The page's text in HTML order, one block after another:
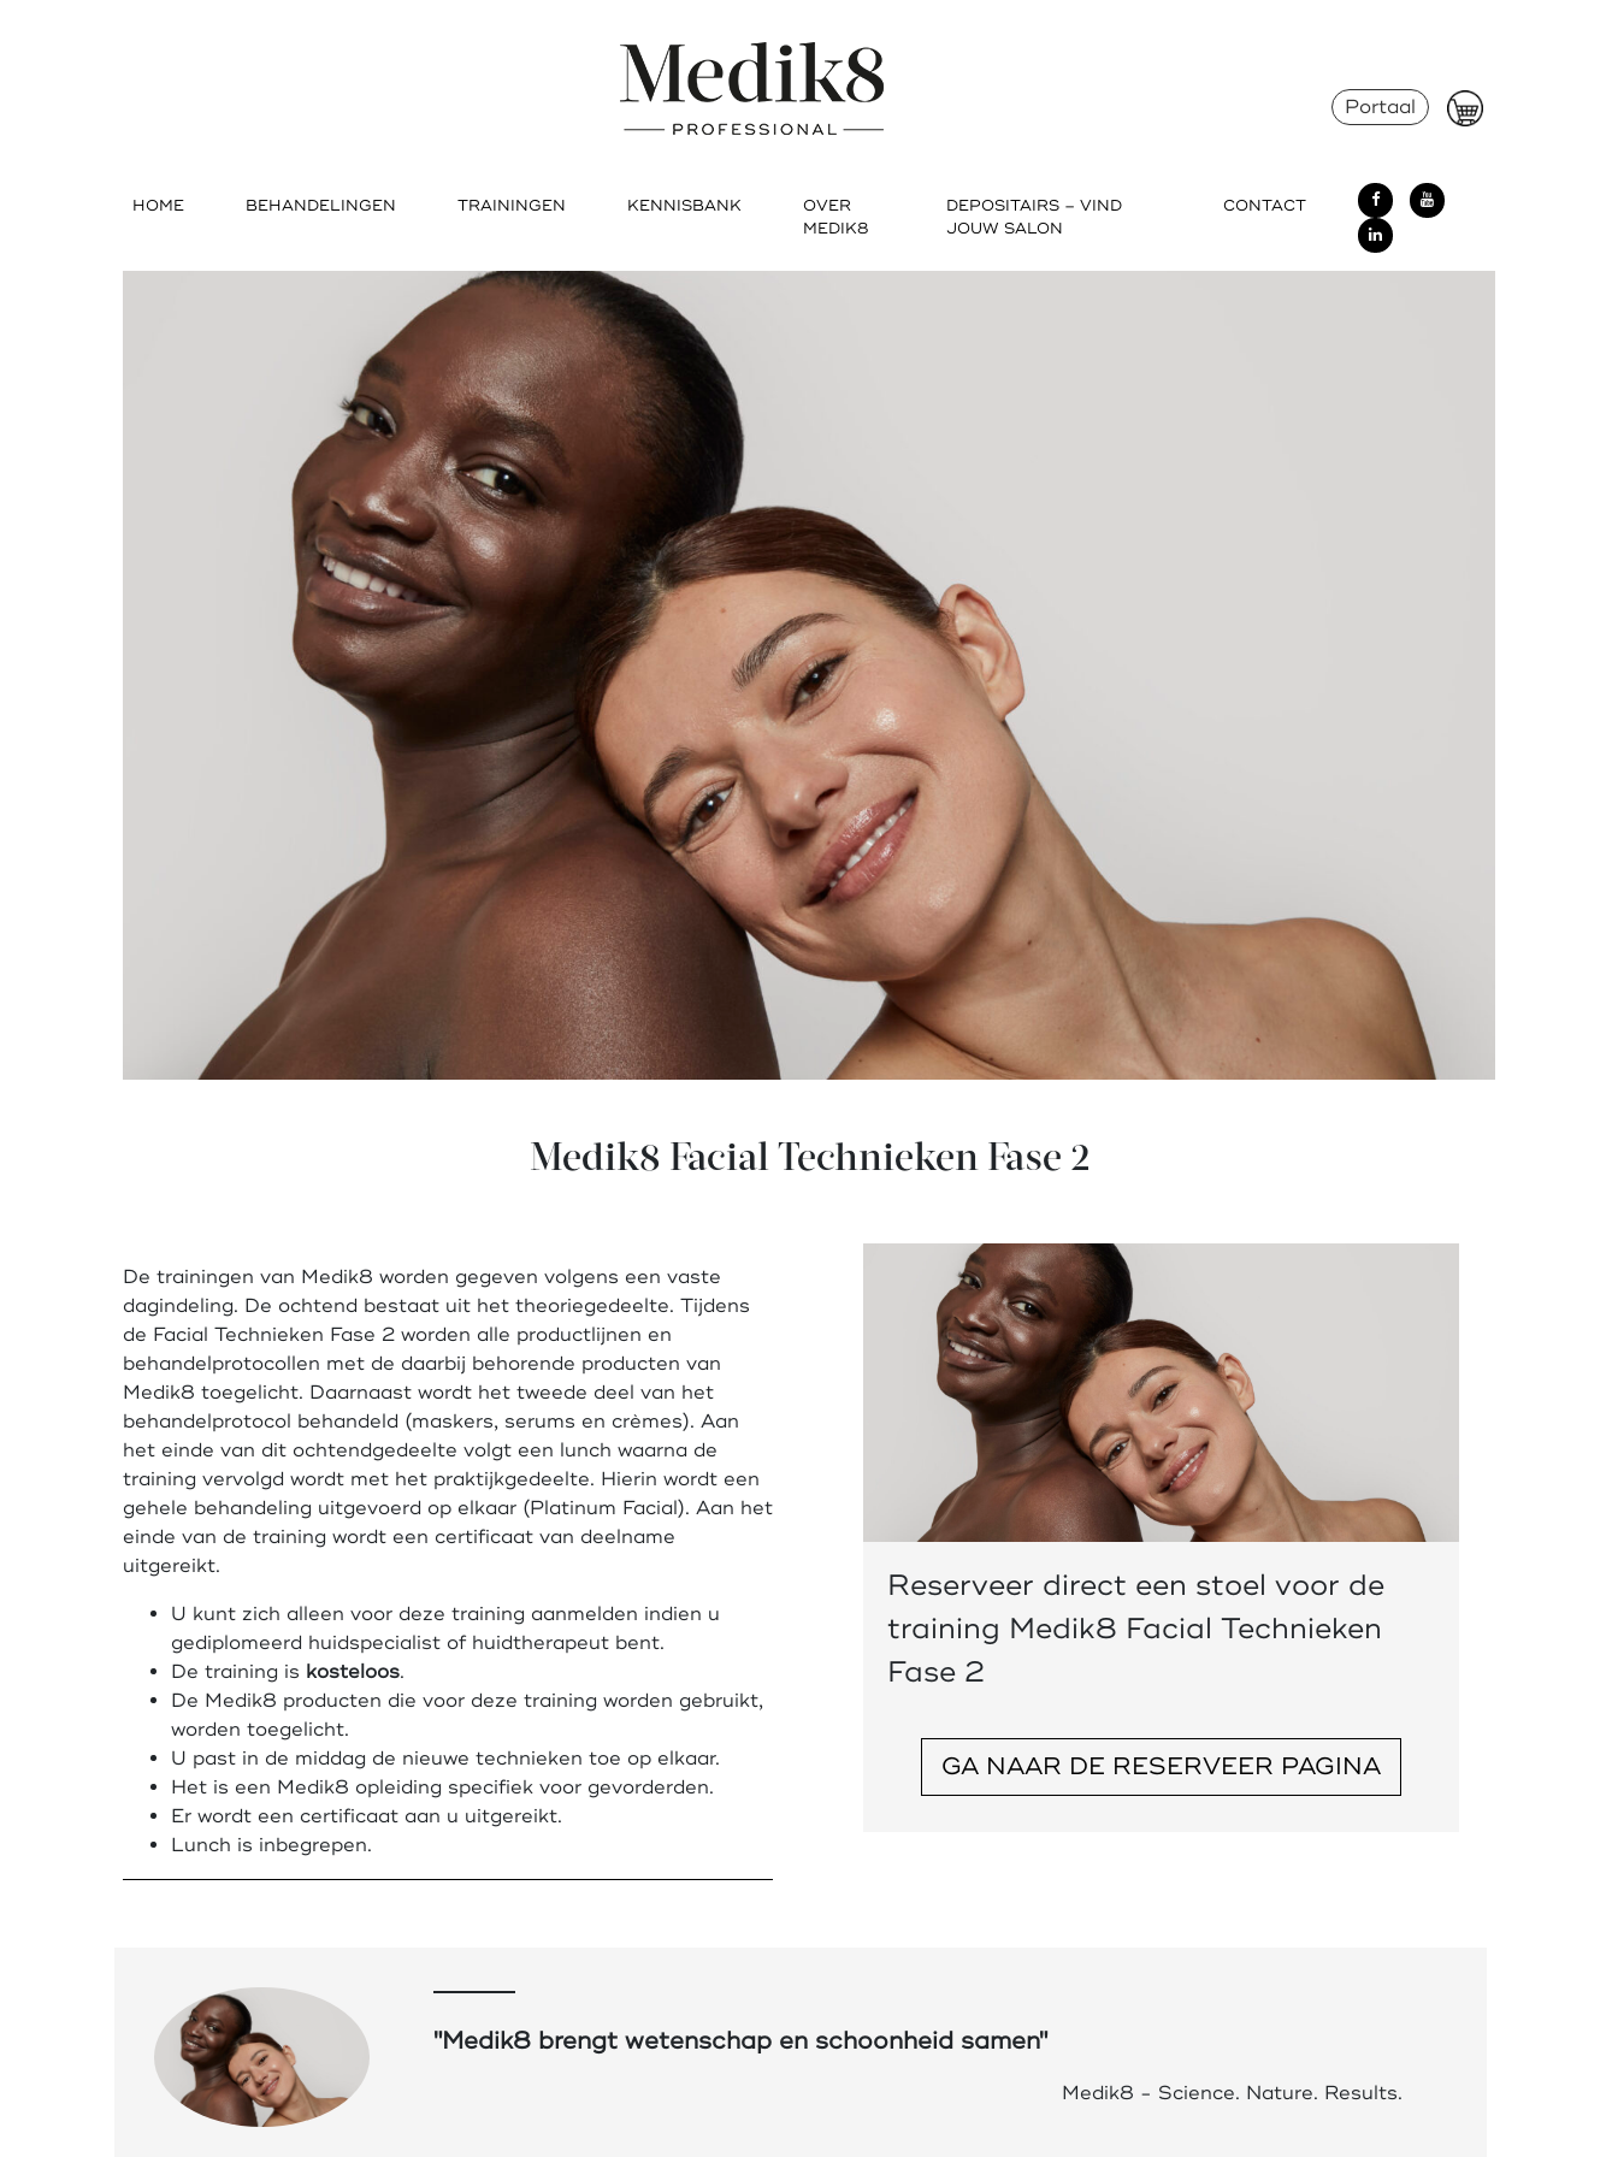
Portaal
HOME BEHANDELINGEN TRAININGEN KENNISBANK
OVER
MEDIK8
DEPOSITAIRS – VIND
JOUW SALON
CONTACT
Medik8 Facial Technieken Fase 2
De trainingen van Medik8 worden gegeven volgens een vaste
dagindeling. De ochtend bestaat uit het theoriegedeelte. Tijdens
de Facial Technieken Fase 2 worden alle productlijnen en
behandelprotocollen met de daarbij behorende producten van
Medik8 toegelicht. Daarnaast wordt het tweede deel van het
behandelprotocol behandeld (maskers, serums en crèmes). Aan
het einde van dit ochtendgedeelte volgt een lunch waarna de
training vervolgd wordt met het praktijkgedeelte. Hierin wordt een
gehele behandeling uitgevoerd op elkaar (Platinum Facial). Aan het
einde van de training wordt een certificaat van deelname
uitgereikt.
U kunt zich alleen voor deze training aanmelden indien u
gediplomeerd huidspecialist of huidtherapeut bent.
De training is kosteloos.
De Medik8 producten die voor deze training worden gebruikt,
worden toegelicht.
U past in de middag de nieuwe technieken toe op elkaar.
Het is een Medik8 opleiding specifiek voor gevorderden.
Er wordt een certificaat aan u uitgereikt.
Lunch is inbegrepen.
Reserveer direct een stoel voor de
training Medik8 Facial Technieken
Fase 2
GA NAAR DE RESERVEER PAGINA
"Medik8 brengt wetenschap en schoonheid samen"
Medik8 - Science. Nature. Results.